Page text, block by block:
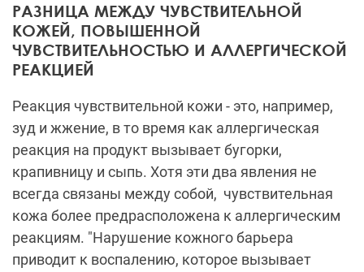
РАЗНИЦА МЕЖДУ ЧУВСТВИТЕЛЬНОЙ
КОЖЕЙ, ПОВЫШЕННОЙ
ЧУВСТВИТЕЛЬНОСТЬЮ И АЛЛЕРГИЧЕСКОЙ
РЕАКЦИЕЙ
Реакция чувствительной кожи - это, например,
зуд и жжение, в то время как аллергическая
реакция на продукт вызывает бугорки,
крапивницу и сыпь. Хотя эти два явления не
всегда связаны между собой, чувствительная
кожа более предрасположена к аллергическим
реакциям. "Нарушение кожного барьера
приводит к воспалению, которое вызывает